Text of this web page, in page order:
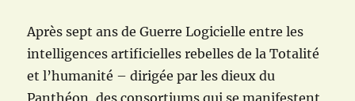
Après sept ans de Guerre Logicielle entre les
intelligences artificielles rebelles de la Totalité
et l’humanité – dirigée par les dieux du
Panthéon, des consortiums qui se manifestent